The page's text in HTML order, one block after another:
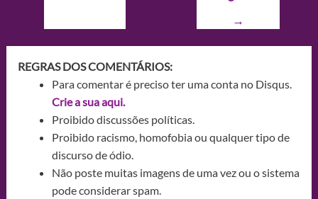
→
REGRAS DOS COMENTÁRIOS:
Para comentar é preciso ter uma conta no Disqus.
Crie a sua aqui.
Proibido discussões políticas.
Proibido racismo, homofobia ou qualquer tipo de
discurso de ódio.
Não poste muitas imagens de uma vez ou o sistema
pode considerar spam.